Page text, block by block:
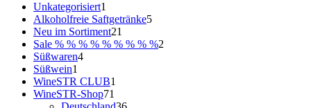
Unkategorisiert1
Produkt
Alkoholfreie Saftgetränke55
Neu im Sortiment21
Produkte
Sale % % % % % % % % %2
Süßwaren44
Süßwein1
Produkt
WineSTR CLUB1
WineSTR-Shop71